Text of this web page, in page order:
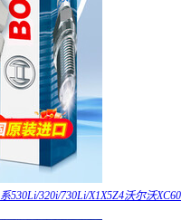
530Li/320i/730Li/X1X5Z4沃尔沃XC60